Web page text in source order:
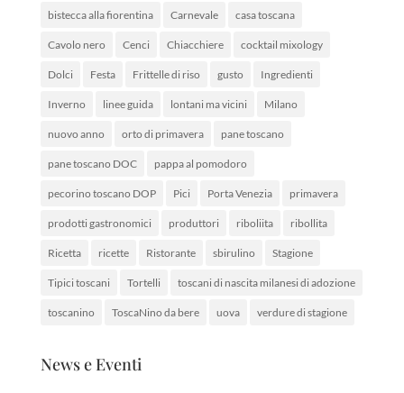
bistecca alla fiorentina Carnevale casa toscana
Cavolo nero Cenci Chiacchiere cocktail mixology
Dolci Festa Frittelle di riso gusto Ingredienti
Inverno linee guida lontani ma vicini Milano
nuovo anno orto di primavera pane toscano
pane toscano DOC pappa al pomodoro
pecorino toscano DOP Pici Porta Venezia primavera
prodotti gastronomici produttori riboliita ribollita
Ricetta ricette Ristorante sbirulino Stagione
Tipici toscani Tortelli toscani di nascita milanesi di adozione
toscanino ToscaNino da bere uova verdure di stagione
News e Eventi